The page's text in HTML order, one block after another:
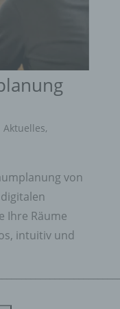
Aktuelles,
von
Ihre Räume
intuitiv und
dass
einer
natürlichen
Verarbeitung
juristische
über die
Sind die
durch das
Kriterien
oder